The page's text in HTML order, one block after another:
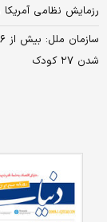
رزمایش نظامی
شدن ۲۷ کودک